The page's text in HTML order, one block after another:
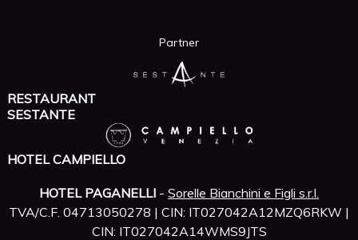
Partner
RESTAURANT
SESTANTE
HOTEL CAMPIELLO
HOTEL PAGANELLI - Sorelle Bianchini e Figli s.r.l.
TVA/C.F. 04713050278 | CIN: IT027042A12MZQ6RKW |
CIN: IT027042A14WMS9JTS